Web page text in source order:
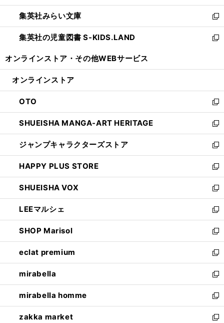
開
く
ウ
で
開
く
ン
ド
ウ
で
ウ
ィ
ン
ド
開
集英社みらい文庫
新
し
い
ン
ウ
で
開
く
集英社の児童図書 S-KIDS.LAND
新
ウ
ン
ド
ウ
で
開
く
オンラインストア・ その他WEBサービス
オンラインストア
OTO
新
し
い
ウ
ィ
ン
ド
ウ
で
開
く
SHUEISHA MANGA-ART HERITAGE
新
し
い
ウ
ィ
ン
ド
ウ
で
開
く
ジャンプキャラクターズストア
新
し
い
ウ
ィ
ン
ド
ウ
で
開
く
HAPPY PLUS STORE
新
し
い
ウ
ィ
ン
ド
ウ
で
開
く
SHUEISHA VOX
新
し
い
ウ
ィ
ン
ド
ウ
で
開
く
LEEマルシェ
新
し
い
ウ
ィ
ン
ド
ウ
で
開
く
SHOP Marisol
新
し
い
ウ
ィ
ン
ド
ウ
で
eclat premium
新
し
い
ウ
ィ
ン
ド
mirabella
新
し
い
ウ
ィ
mirabella homme
新
し
い
zakka market
新